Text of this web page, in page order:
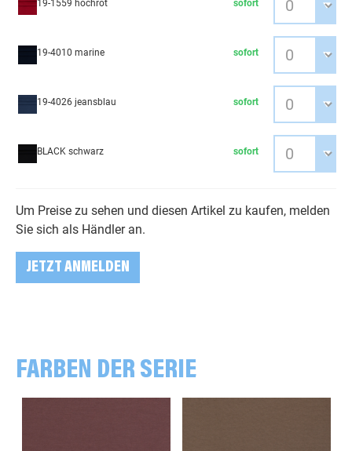
19-1559 hochrot sofort
19-4010 marine sofort
19-4026 jeansblau sofort
BLACK schwarz sofort
Um Preise zu sehen und diesen Artikel zu kaufen, melden
Sie sich als Händler an.
JETZT ANMELDEN
FARBEN DER SERIE